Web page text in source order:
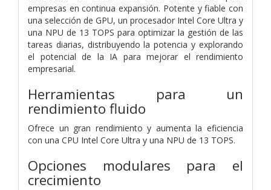
empresas en continua expansión. Potente y fiable con
una selección de GPU, un procesador Intel Core Ultra y
una NPU de 13 TOPS para optimizar la gestión de las
tareas diarias, distribuyendo la potencia y explorando
el potencial de la IA para mejorar el rendimiento
empresarial.
Herramientas para un
rendimiento fluido
Ofrece un gran rendimiento y aumenta la eficiencia
con una CPU Intel Core Ultra y una NPU de 13 TOPS.
Opciones modulares para el
crecimiento